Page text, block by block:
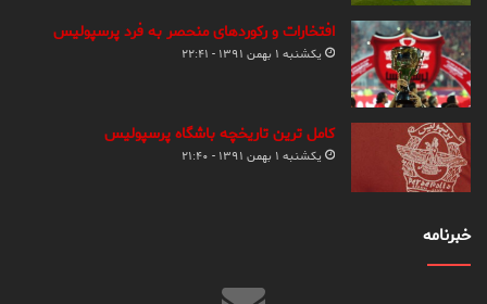
افتخارات و رکوردهای منحصر به فرد پرسپولیس
یکشنبه ۱ بهمن ۱۳۹۱ - ۲۲:۴۱
کامل ترین تاریخچه باشگاه پرسپولیس
یکشنبه ۱ بهمن ۱۳۹۱ - ۲۱:۴۰
خبرنامه